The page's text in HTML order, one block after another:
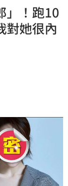
」！跑10
她很內